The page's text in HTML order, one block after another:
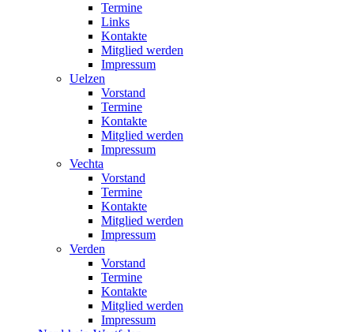
Termine
Links
Kontakte
Mitglied werden
Impressum
Uelzen
Vorstand
Termine
Kontakte
Mitglied werden
Impressum
Vechta
Vorstand
Termine
Kontakte
Mitglied werden
Impressum
Verden
Vorstand
Termine
Kontakte
Mitglied werden
Impressum